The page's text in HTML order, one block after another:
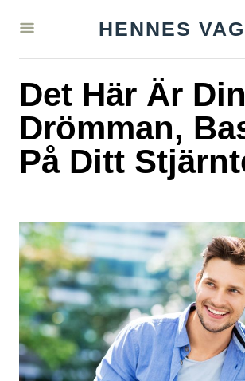
HENNES VAG
Det Här Är Din
Drömman,
På Ditt